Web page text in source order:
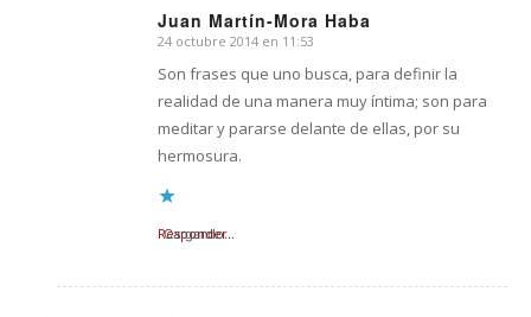
Juan Martín-Mora Haba
Dice:
24 octubre 2014 en 11:53
Son frases que uno busca, para definir la
realidad de una manera muy íntima; son para
meditar y pararse delante de ellas, por su
hermosura.
Cargando...
Responder